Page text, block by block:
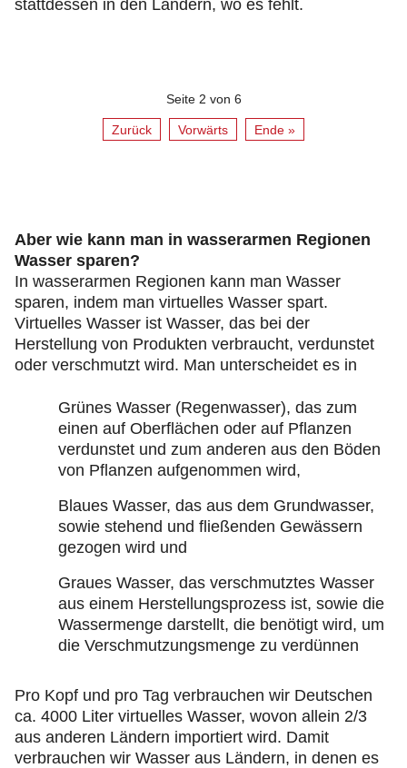
stattdessen in den Ländern, wo es fehlt.
Seite 2 von 6
Zurück Vorwärts Ende »
Aber wie kann man in wasserarmen Regionen
Wasser sparen?
In wasserarmen Regionen kann man Wasser
sparen, indem man virtuelles Wasser spart.
Virtuelles Wasser ist Wasser, das bei der
Herstellung von Produkten verbraucht, verdunstet
oder verschmutzt wird. Man unterscheidet es in
Grünes Wasser (Regenwasser), das zum
einen auf Oberflächen oder auf Pflanzen
verdunstet und zum anderen aus den Böden
von Pflanzen aufgenommen wird,
Blaues Wasser, das aus dem Grundwasser,
sowie stehend und fließenden Gewässern
gezogen wird und
Graues Wasser, das verschmutztes Wasser
aus einem Herstellungsprozess ist, sowie die
Wassermenge darstellt, die benötigt wird, um
die Verschmutzungsmenge zu verdünnen
Pro Kopf und pro Tag verbrauchen wir Deutschen
ca. 4000 Liter virtuelles Wasser, wovon allein 2/3
aus anderen Ländern importiert wird. Damit
verbrauchen wir Wasser aus Ländern, in denen es